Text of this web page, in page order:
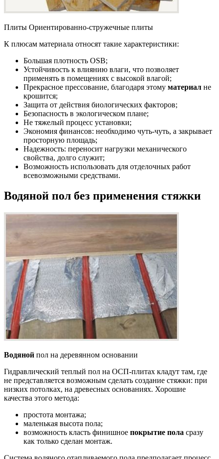
Плиты Ориентированно-стружечные плиты
К плюсам материала относят такие характеристики:
Большая плотность OSB;
Устойчивость к влиянию влаги, что позволяет
применять в помещениях с высокой влагой;
Прекрасное прессование, благодаря этому материал не
крошится;
Защита от действия биологических факторов;
Безопасность в экологическом плане;
Не тяжелый процесс установки;
Экономия финансов: необходимо чуть-чуть, а закрывает
просторную площадь;
Надежность: переносит нагрузки механического
свойства, долго служит;
Возможность использовать для отделочных работ
всевозможными средствами.
Водяной пол без применения стяжки
Водяной пол на деревянном основании
Гидравлический теплый пол на ОСП-плитах кладут там, где
не представляется возможным сделать создание стяжки: при
низких потолках, на древесных основаниях. Хорошие
качества этого метода:
простота монтажа;
маленькая высота пола;
возможность класть финишное покрытие пола сразу
как только сделан монтаж.